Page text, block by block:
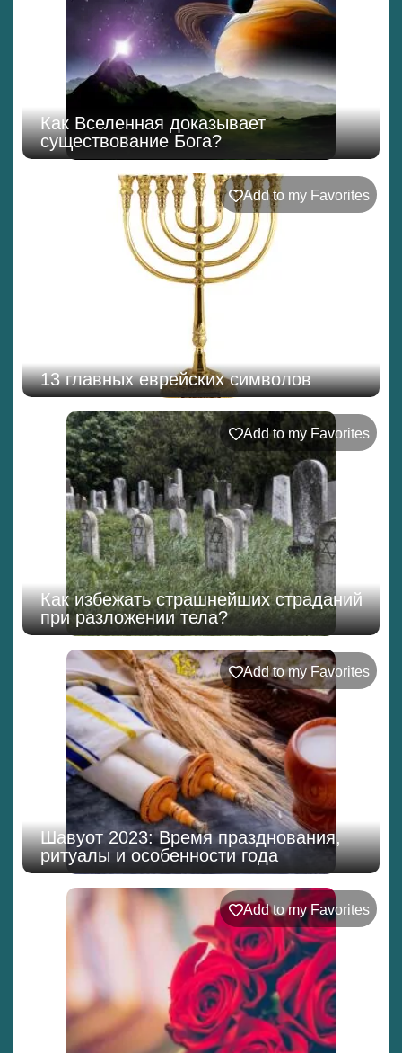
Как Вселенная доказывает
существование Бога?
Add to my Favorites
13 главных еврейских символов
Add to my Favorites
Как избежать страшнейших страданий
при разложении тела?
Add to my Favorites
Шавуот 2023: Время празднования,
ритуалы и особенности года
Add to my Favorites